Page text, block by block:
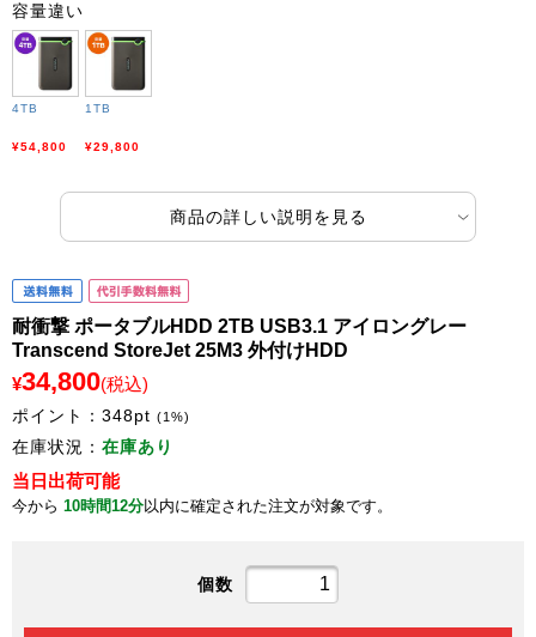
容量違い
4TB
¥54,800
1TB
¥29,800
商品の詳しい説明を見る
耐衝撃 ポータブルHDD 2TB USB3.1 アイロングレー
Transcend StoreJet 25M3 外付けHDD
¥34,800(税込)
ポイント： 348pt (1%)
在庫状況： 在庫あり
当日出荷可能
今から 10時間12分以内に確定された注文が対象です。
個数